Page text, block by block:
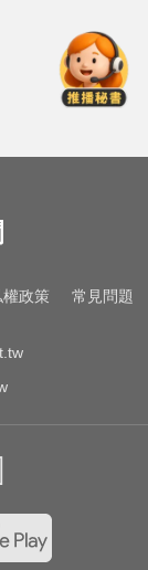
權政策 常見問題